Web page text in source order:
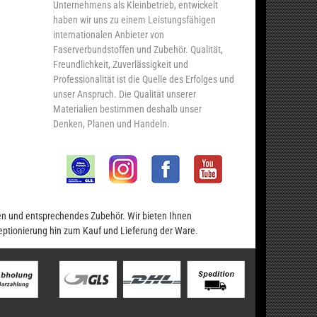
Unternehmens als Kleinbetrieb, entwickelt
haben wir uns zu einem Leistungsfähigen
internationalen Anbieter von
Faserverbundstoffen und Zubehör. Qualität,
Freundlichkeit, Zuverlässigkeit und
Professionalität ist die Quelle des Erfolges und
unser Anspruch. Die Qualität unserer
Materialien bestimmen deshalb unser
Denken, Planen und Handeln.
und entsprechendes Zubehör. Wir bieten Ihnen
hin zum Kauf und Lieferung der Ware.